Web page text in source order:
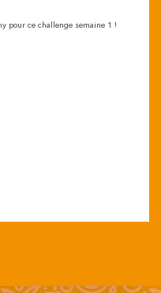
pour ce challenge semaine 1 !